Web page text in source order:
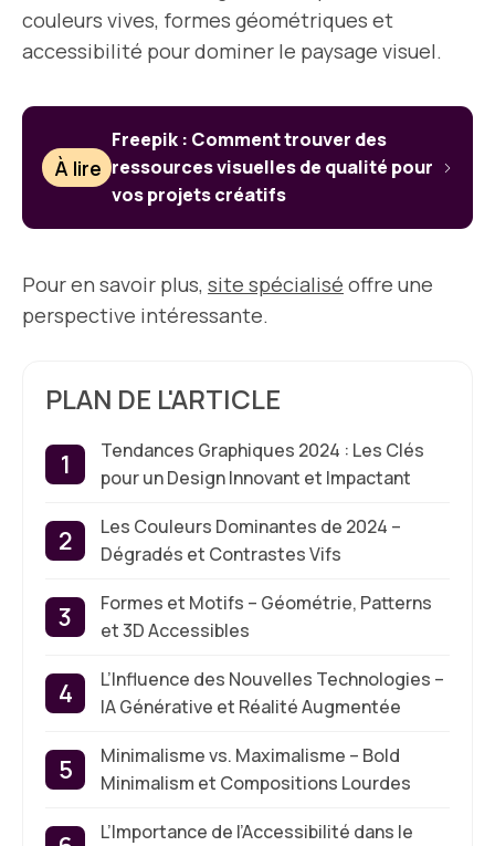
couleurs vives, formes géométriques et
accessibilité pour dominer le paysage visuel.
À lire
Freepik : Comment trouver des
ressources visuelles de qualité pour
vos projets créatifs
Pour en savoir plus, site spécialisé offre une
perspective intéressante.
PLAN DE L'ARTICLE
Tendances Graphiques 2024 : Les Clés
pour un Design Innovant et Impactant
Les Couleurs Dominantes de 2024 –
Dégradés et Contrastes Vifs
Formes et Motifs – Géométrie, Patterns
et 3D Accessibles
L’Influence des Nouvelles Technologies –
IA Générative et Réalité Augmentée
Minimalisme vs. Maximalisme – Bold
Minimalism et Compositions Lourdes
L’Importance de l’Accessibilité dans le